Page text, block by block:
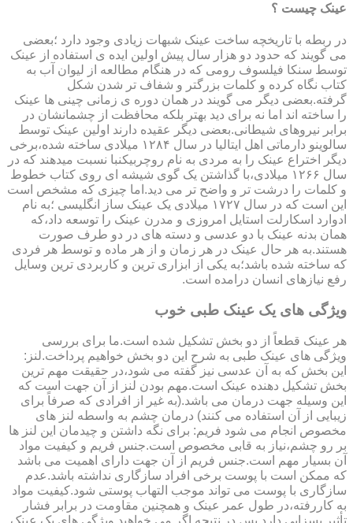
عینک چیست ؟
در ربطه با تاریخچه ساخت عینک شبهات زیادی وجود دارد ؛بعضی
می گویند که حدود دو هزار سال پیش اولین ایده ی استفاده از عینک
توسط سنکا فیلسوف رومی که در هنگام مطالعه از لیوان آب به
کتاب نگاه کرده و کلمات بزرگتر و شفاف تر شدن شکل
گرفته.بعضی دیگر می گویند در همان دوره ی زمانی چینی ها عینک
را ساخته اند اما نه برای دید بهتر بلکه محافظت از چشمانشان در
برابر نیروهای شیطانی.بعضی دیگر عقیده دارند اولین عینک توسط
سالوینو دارماتی اهل ایتالیا در سال ۱۲۸۴ میلادی ساخته شده،برخی
دیگر اختراع عینک را به مردی به نام روچربیکنبا نسبت میدهند که در
سال ۱۲۶۶ میلادی،با گذاشتن یک گوی شیشه ای روی کتاب خطوط
و کلمات را درشت تر و واضح تر می دید.اما چیزی که مشخص است
این است که در سال ۱۷۲۷ میلادی یک عینک ساز انگلیسی ؛به نام
ادوارد اسکارلت استایل امروزی و مدرن عینک را توسعه داد،که
همان بدنه عینک با دو عدسی و دسته های در دو طرف صورت
هستند.به هر حال عینک در هر زمان و از هر ماده و توسط هر فردی
که ساخته شده باشد؛به یکی از ابزاری ترین و کاربردی ترین وسایل
رفع نیازهای انسان درامده است.
ویژگی های یک عینک طبی خوب
هر عینک قطعاً از دو بخش تشکیل شده است.ما برای بررسی
ویژگی های عینک طبی به شرح این دو بخش خواهیم پرداخت.لنز:
این بخش که به آن عدسی نیز گفته می شود،در حقیقت مهم ترین
بخش تشکیل دهنده عینک است.مهم بودن لنز از آن جهت است که
این وسیله جهت درمان می باشد.(به غیر از افرادی که صرفاً برای
زیبایی از آن استفاده می کنند) درمان چشم به واسطه لنز های
مخصوص انجام می شود فریم: برای نگه داشتن و چیدمان این لنز ها
بر رو چشم،نیاز به قابی مخصوص است.جنس فریم و کیفیت مواد
آن بسیار مهم است.جنس فریم از آن جهت دارای اهمیت می باشد
که ممکن است با پوست برخی افراد سازگاری نداشته باشد.عدم
سازگاری با پوست می تواند موجب التهاب پوستی شود.کیفیت مواد
به کاررفته،در طول عمر عینک و همچنین مقاومت در برابر فشار